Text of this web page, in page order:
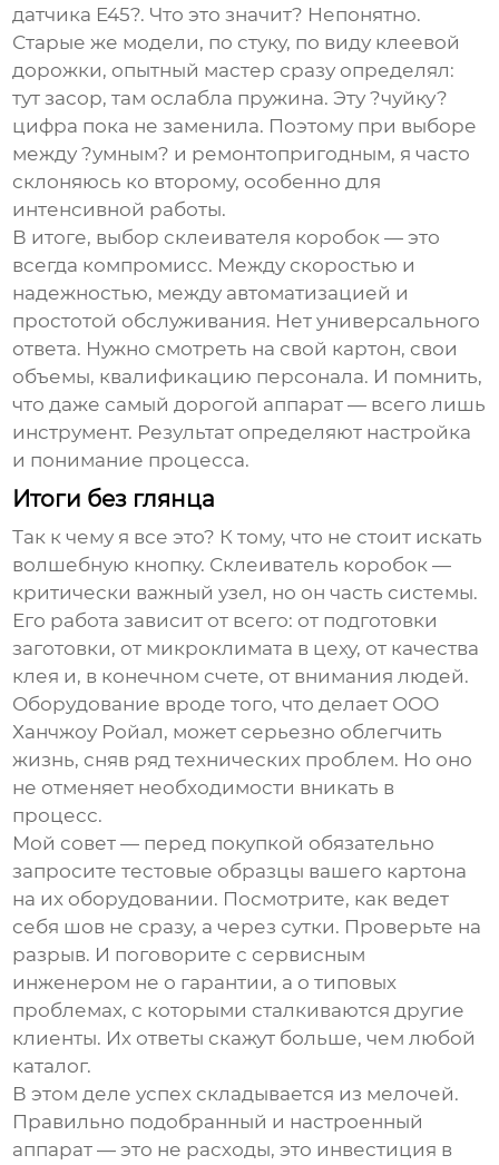
датчика E45?. Что это значит? Непонятно.
Старые же модели, по стуку, по виду клеевой
дорожки, опытный мастер сразу определял:
тут засор, там ослабла пружина. Эту ?чуйку?
цифра пока не заменила. Поэтому при выборе
между ?умным? и ремонтопригодным, я часто
склоняюсь ко второму, особенно для
интенсивной работы.
В итоге, выбор склеивателя коробок — это
всегда компромисс. Между скоростью и
надежностью, между автоматизацией и
простотой обслуживания. Нет универсального
ответа. Нужно смотреть на свой картон, свои
объемы, квалификацию персонала. И помнить,
что даже самый дорогой аппарат — всего лишь
инструмент. Результат определяют настройка
и понимание процесса.
Итоги без глянца
Так к чему я все это? К тому, что не стоит искать
волшебную кнопку. Склеиватель коробок —
критически важный узел, но он часть системы.
Его работа зависит от всего: от подготовки
заготовки, от микроклимата в цеху, от качества
клея и, в конечном счете, от внимания людей.
Оборудование вроде того, что делает ООО
Ханчжоу Ройал, может серьезно облегчить
жизнь, сняв ряд технических проблем. Но оно
не отменяет необходимости вникать в
процесс.
Мой совет — перед покупкой обязательно
запросите тестовые образцы вашего картона
на их оборудовании. Посмотрите, как ведет
себя шов не сразу, а через сутки. Проверьте на
разрыв. И поговорите с сервисным
инженером не о гарантии, а о типовых
проблемах, с которыми сталкиваются другие
клиенты. Их ответы скажут больше, чем любой
каталог.
В этом деле успех складывается из мелочей.
Правильно подобранный и настроенный
аппарат — это не расходы, это инвестиция в